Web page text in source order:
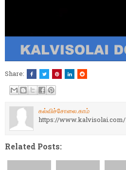
Share:
கல்விச்சோலை.காம்
https://www.kalvisolai.com/
Related Posts: